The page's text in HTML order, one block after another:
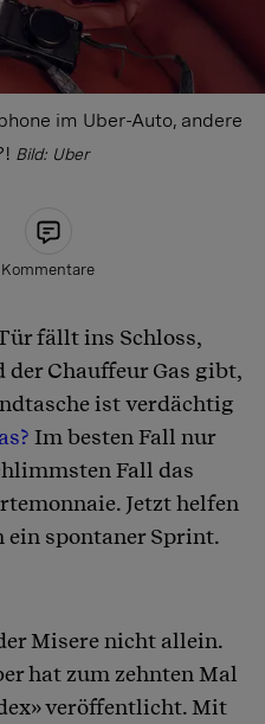
im Uber-Auto, andere
Bild: Uber
Kommentare
fällt ins Schloss,
der Chauffeur Gas gibt,
ist verdächtig
Im besten Fall nur
Fall das
Jetzt helfen
ein spontaner Sprint.
Misere nicht allein.
hat zum zehnten Mal
veröffentlicht. Mit